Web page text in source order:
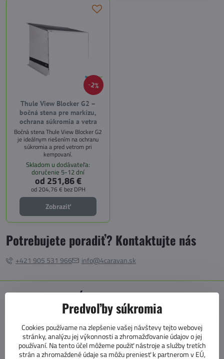
2%
Thule View Blocker G2 –
bočná stena pre markízu,
ochrana súkromia a vetra
Bočná stena Thule View Blocker G2
je ideálnym riešením na ochranu
súkromia a pred vetrom pri
kempovaní.
Skladom u dodávateľa:
doručenie 5-12 dní
od 251,86 €
od 204,76 € bez DPH
Zobraziť
Potrebujete poradiť? Kontaktujte nás
+421 905 531 966 info@4caravan.sk
E SHOP KATEGÓRIE
MARKÍZY
MARKÍZOVE PREDSTANY
Predvoľby súkromia
Cookies používame na zlepšenie vašej návštevy tejto webovej
stránky, analýzu jej výkonnosti a zhromažďovanie údajov o jej
používaní. Na tento účel môžeme použiť nástroje a služby tretích
strán a zhromaždené údaje sa môžu preniesť k partnerom v EÚ,